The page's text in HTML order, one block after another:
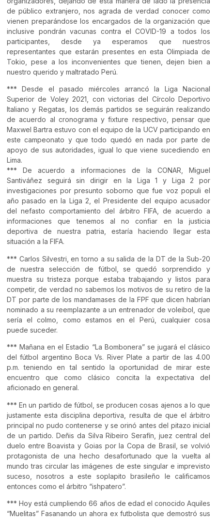
de público extranjero, nos agrada de verdad conocer como
vienen preparándose los encargados de la organización que
inclusive pondrán vacunas contra el COVID-19 a todos los
participantes, desde ya esperamos que nuestros
representantes que estarán presentes en esta Olimpiada de
Tokio, pese a los inconvenientes que tienen, dejen bien a
nuestro querido y maltratado Perú.
*** Desde el pasado miércoles arrancó la Liga Nacional
Superior de Voley 2021, con victorias del Círcolo Deportivo
Italiano y Regatas, los demás partidos se seguirán realizando
de acuerdo al cronograma y fixture respectivo, pensar que
Maxwel Bartra estuvo con el equipo de la UCV participando en
este campeonato y que todo quedó en nada por parte de
apoyo de sus autoridades, igual lo que viene sucediendo en
Lima.
*** De acuerdo a informaciones de la CONAR, Miguel
Santiváñez seguirá sin dirigir en la Liga 1 y Liga 2 por
investigaciones por presunto soborno que fue voz populi el
año pasado en la Liga 2, el Presidente del equipo acusador
del nefasto comportamiento del árbitro FIFA, de acuerdo a
informaciones que tenemos al no confiar en la justicia
deportiva de nuestra patria, estaría haciendo llegar esta
situación a la FIFA.
*** Carlos Silvestri, en torno a su salida de la DT de la Sub-20
de nuestra selección de fútbol, se quedó sorprendido y
muestra su tristeza porque estaba trabajando y listos para
competir, de verdad no sabemos los motivos de su retiro de la
DT por parte de los mandamases de la FPF que dicen habrían
nominado a su reemplazante a un entrenador de voleibol, que
sería el colmo, como estamos en el Perú, cualquier cosa
puede suceder.
*** Mañana en el Estadio “La Bombonera” se jugará el clásico
del fútbol argentino Boca Vs. River Plate a partir de las 4.00
p.m. teniendo en tal sentido la oportunidad de mirar este
encuentro que como clásico concita la expectativa del
aficionado en general.
*** En un partido de fútbol, se producen cosas ajenos a lo que
justamente esta disciplina deportiva, resulta de que el árbitro
principal no pudo contenerse y se orinó antes del pitazo inicial
de un partido. Deñis da Silva Ribeiro Serafín, juez central del
duelo entre Boavista y Goias por la Copa de Brasil, se volvió
protagonista de una hecho desafortunado que la vuelta al
mundo tras circular las imágenes de este singular e imprevisto
suceso, nosotros a este soplapito brasileño le calificamos
entonces como el árbitro “ishpatero”.
*** Hoy está cumpliendo 66 años de edad el conocido Aquiles
“Muelitas” Fasanando un ahora ex futbolista que demostró sus